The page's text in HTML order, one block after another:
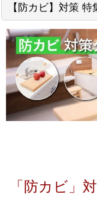
【防カビ】対策 特
「防カビ」